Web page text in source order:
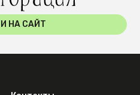
НА САЙТ